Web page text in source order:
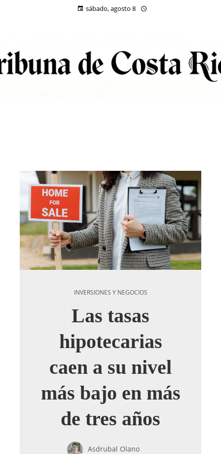
sábado, agosto 8
INVERSIONES Y NEGOCIOS
Las tasas
hipotecarias
caen a su nivel
más bajo en más
de tres años
Asdrubal Olano